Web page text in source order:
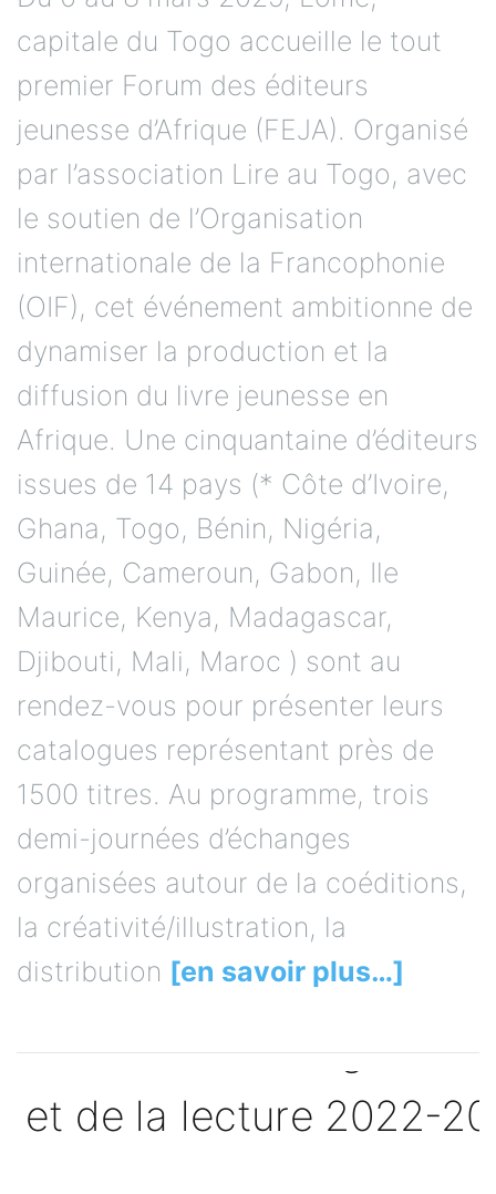
capitale du Togo accueille le tout
premier Forum des éditeurs
jeunesse d’Afrique (FEJA). Organisé
par l’association Lire au Togo, avec
le soutien de l’Organisation
internationale de la Francophonie
(OIF), cet événement ambitionne de
dynamiser la production et la
diffusion du livre jeunesse en
Afrique. Une cinquantaine d’éditeurs
issues de 14 pays (* Côte d’Ivoire,
Ghana, Togo, Bénin, Nigéria,
Guinée, Cameroun, Gabon, Ile
Maurice, Kenya, Madagascar,
Djibouti, Mali, Maroc ) sont au
rendez-vous pour présenter leurs
catalogues représentant près de
1500 titres. Au programme, trois
demi-journées d’échanges
organisées autour de la coéditions,
la créativité/illustration, la
distribution[en savoir plus…]